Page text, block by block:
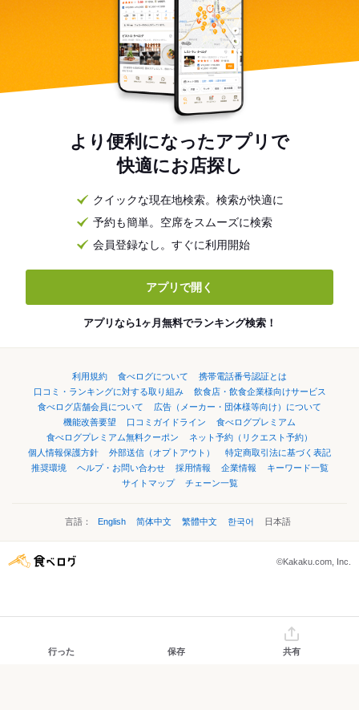
より便利になったアプリで
快適にお店探し
クイックな現在地検索。検索が快適に
予約も簡単。空席をスムーズに検索
会員登録なし。すぐに利用開始
アプリで開く
アプリなら1ヶ月無料でランキング検索！
利用規約 食べログについて
携帯電話番号認証とは
口コミ・ランキングに対する取り組み
飲食店・飲食企業様向けサービス
食べログ店舗会員について
広告（メーカー・団体様等向け）について
機能改善要望
口コミガイドライン
食べログプレミアム
食べログプレミアム無料クーポン
ネット予約（リクエスト予約）
個人情報保護方針
外部送信（オプトアウト）
特定商取引法に基づく表記
推奨環境
ヘルプ・お問い合わせ 採用情報 企業情報
キーワード一覧
サイトマップ
チェーン一覧
言語： English 简体中文 繁體中文 한국어 日本語
©Kakaku.com, Inc.
行った 保存 共有